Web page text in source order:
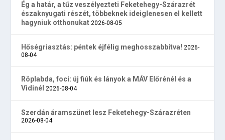
Ég a határ, a tűz veszélyezteti Feketehegy-Szárazrét
északnyugati részét, többeknek ideiglenesen el kellett
hagyniuk otthonukat 2026-08-05
Hőségriasztás: péntek éjfélig meghosszabbítva! 2026-
08-04
Röplabda, foci: új fiúk és lányok a MÁV Előrénél és a
Vidinél 2026-08-04
Szerdán áramszünet lesz Feketehegy-Szárazréten
2026-08-04